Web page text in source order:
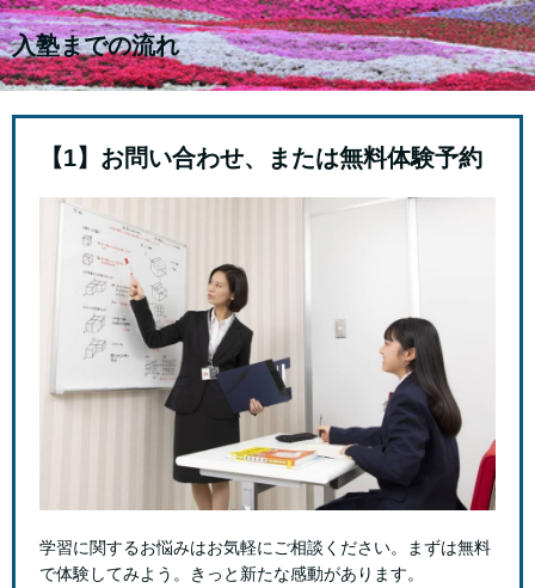
入塾までの流れ
【1】お問い合わせ、または無料体験予約
学習に関するお悩みはお気軽にご相談ください。まずは無料
で体験してみよう。きっと新たな感動があります。